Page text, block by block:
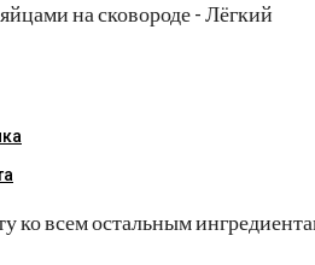
ко всем остальным